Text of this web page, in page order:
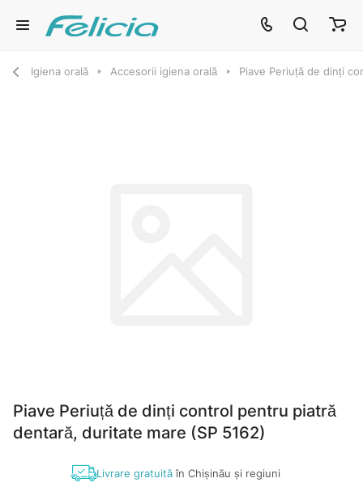
Igiena orală Accesorii igiena orală Piave Periuță de dinți
Piave Periuță de dinți control pentru piatră
dentară, duritate mare (SP 5162)
Livrare gratuităîn Chișinău și regiuni